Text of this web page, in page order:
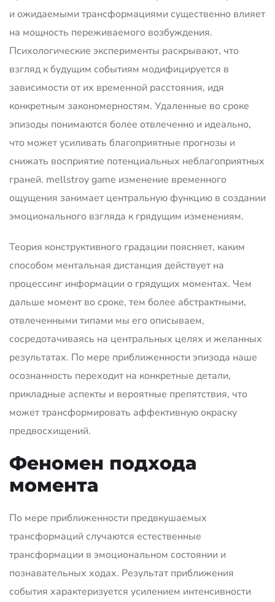
и ожидаемыми трансформациями существенно влияет
на мощность переживаемого возбуждения.
Психологические эксперименты раскрывают, что
взгляд к будущим событиям модифицируется в
зависимости от их временной расстояния, идя
конкретным закономерностям. Удаленные во сроке
эпизоды понимаются более отвлеченно и идеально,
что может усиливать благоприятные прогнозы и
снижать восприятие потенциальных неблагоприятных
граней. mellstroy game изменение временного
ощущения занимает центральную функцию в создании
эмоционального взгляда к грядущим изменениям.
Теория конструктивного градации поясняет, каким
способом ментальная дистанция действует на
процессинг информации о грядущих моментах. Чем
дальше момент во сроке, тем более абстрактными,
отвлеченными типами мы его описываем,
сосредотачиваясь на центральных целях и желанных
результатах. По мере приближенности эпизода наше
осознанность переходит на конкретные детали,
прикладные аспекты и вероятные препятствия, что
может трансформировать аффективную окраску
предвосхищений.
Феномен подхода
момента
По мере приближенности предвкушаемых
трансформаций случаются естественные
трансформации в эмоциональном состоянии и
познавательных ходах. Результат приближения
события характеризуется усилением интенсивности